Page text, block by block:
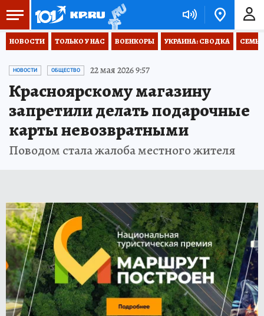
НОВОСТИ ТОЛЬКО У НАС ВОЕНКОРЫ УКРАИНА: СВОДКА
НОВОСТИ ОБЩЕСТВО 22 мая 2026 9:57
Красноярскому магазину
запретили делать подарочные
карты невозвратными
Поводом стала жалоба местного жителя